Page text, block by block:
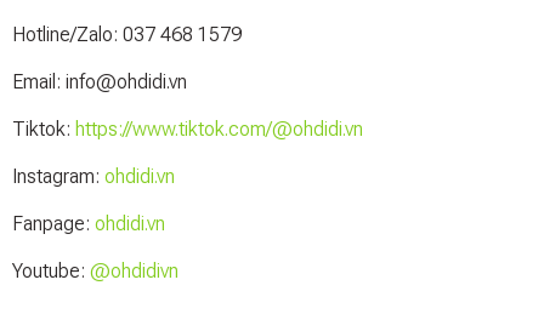
Hotline/Zalo: 037 468 1579
Email: info@ohdidi.vn
Tiktok: https://www.tiktok.com/@ohdidi.vn
Instagram: ohdidi.vn
Fanpage: ohdidi.vn
Youtube: @ohdidivn